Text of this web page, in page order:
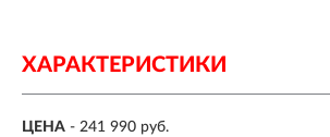
ХАРАКТЕРИСТИКИ
ЦЕНА - 241 990 руб.